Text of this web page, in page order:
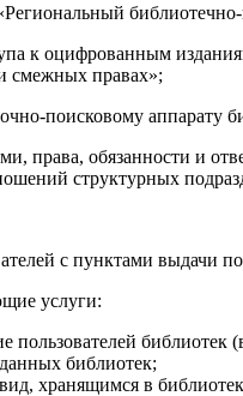
изданиям,
смежных правах»;
поисковому аппарату
права, обязанности и
структурных
с пунктами выдачи по
услуги:
библиотек
библиотек;
хранящимся в